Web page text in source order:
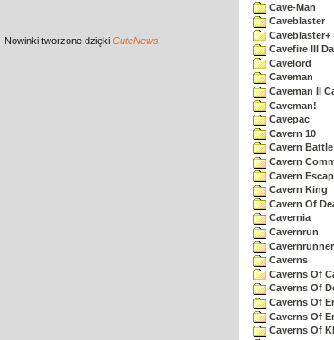
Nowinki tworzone dzięki CuteNews
Cave-Man
Caveblaster
Caveblaster+
Cavefire III
Cavelord
Caveman
Caveman II
Caveman!
Cavepac
Cavern 10
Cavern Battle
Cavern
Cavern
Cavern King
Cavern Of
Cavernia
Cavernrun
Cavernrunner
Caverns
Caverns Of
Caverns Of
Caverns Of
Caverns Of
Caverns Of